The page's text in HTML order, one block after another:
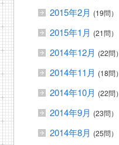
2015年2月 (19問）
2015年1月 (21問）
2014年12月 (22問）
2014年11月 (18問）
2014年10月 (22問）
2014年9月 (23問）
2014年8月 (25問）